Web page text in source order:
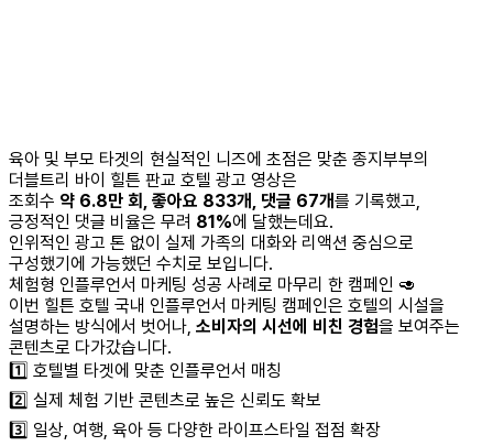
육아 및 부모 타겟의 현실적인 니즈에 초점은 맞춘 종지부부의
더블트리 바이 힐튼 판교 호텔 광고 영상은
조회수 약 6.8만 회, 좋아요 833개, 댓글 67개를 기록했고,
긍정적인 댓글 비율은 무려 81%에 달했는데요.
인위적인 광고 톤 없이 실제 가족의 대화와 리액션 중심으로
구성했기에 가능했던 수치로 보입니다.
체험형 인플루언서 마케팅 성공 사례로 마무리 한 캠페인 🥑
이번 힐튼 호텔 국내 인플루언서 마케팅 캠페인은 호텔의 시설을
설명하는 방식에서 벗어나, 소비자의 시선에 비친 경험을 보여주는
콘텐츠로 다가갔습니다.
1️⃣ 호텔별 타겟에 맞춘 인플루언서 매칭
2️⃣ 실제 체험 기반 콘텐츠로 높은 신뢰도 확보
3️⃣ 일상, 여행, 육아 등 다양한 라이프스타일 접점 확장